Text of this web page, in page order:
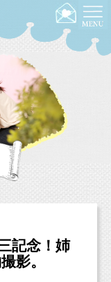
記念！姉
影。